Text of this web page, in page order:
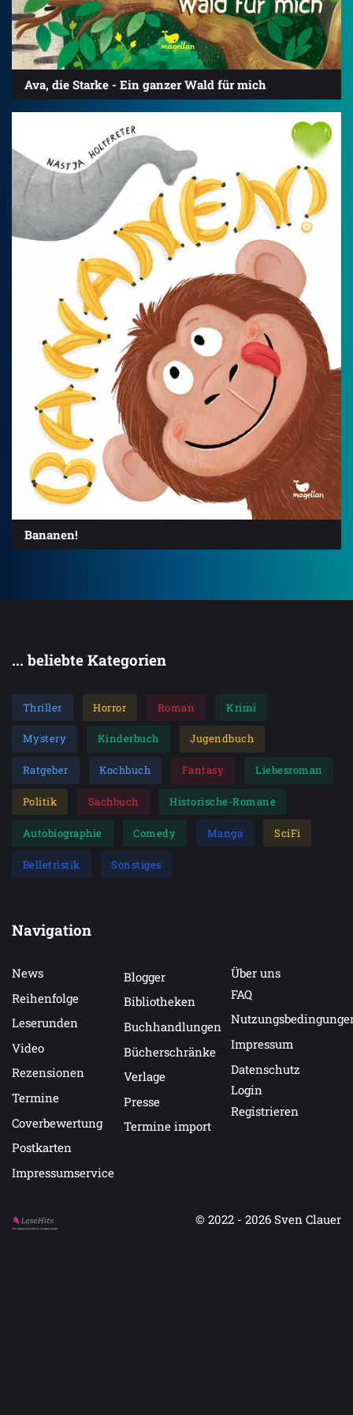
Ava, die Starke - Ein ganzer Wald für mich
Bananen!
... beliebte Kategorien
Thriller Horror Roman Krimi
Mystery Kinderbuch Jugendbuch
Ratgeber Kochbuch Fantasy Liebesroman
Politik Sachbuch Historische-Romane
Autobiographie Comedy Manga SciFi
Belletristik Sonstiges
Navigation
News
Reihenfolge
Leserunden
Video
Rezensionen
Termine
Coverbewertung
Postkarten
Impressumservice
Blogger
Bibliotheken
Buchhandlungen
Bücherschränke
Verlage
Presse
Termine import
Über uns
FAQ
Impressum
Datenschutz
Login
Registrieren
Auf LeseHits.de findest Du die besten Bücher.
© 2022 - 2026 Sven Clauer